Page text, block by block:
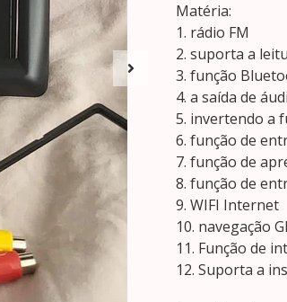
Matéria:
1. rádio FM
2. suporta a
3. função
4. a saída de
5. invertendo a
6. função de
7. função de
8. função de
9. WIFI Internet
10. navegação
11. Função de
12. Suporta a